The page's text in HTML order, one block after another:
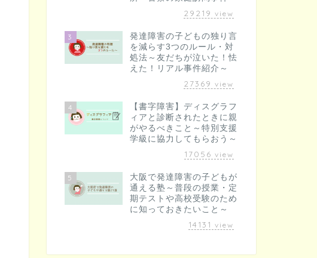
29219 view
3
発達障害の子どもの独り言
を減らす3つのルール・対
処法～友だちが泣いた！怯
えた！リアル事件紹介～
27369 view
4
【書字障害】ディスグラフ
ィアと診断されたときに親
がやるべきこと～特別支援
学級に協力してもらおう～
17056 view
5
大阪で発達障害の子どもが
通える塾～普段の授業・定
期テストや高校受験のため
に知っておきたいこと～
14131 view